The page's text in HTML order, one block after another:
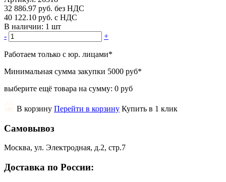
32 886.97 руб. без НДС
40 122.10 руб. с НДС
В наличии: 1 шт
-
+
Работаем только с юр. лицами*
Минимальная сумма закупки 5000 руб*
выберите ещё товара на сумму: 0 руб
В корзину Перейти в корзину Купить в 1 клик
Самовывоз
Москва, ул. Электродная, д.2, стр.7
Доставка по России: